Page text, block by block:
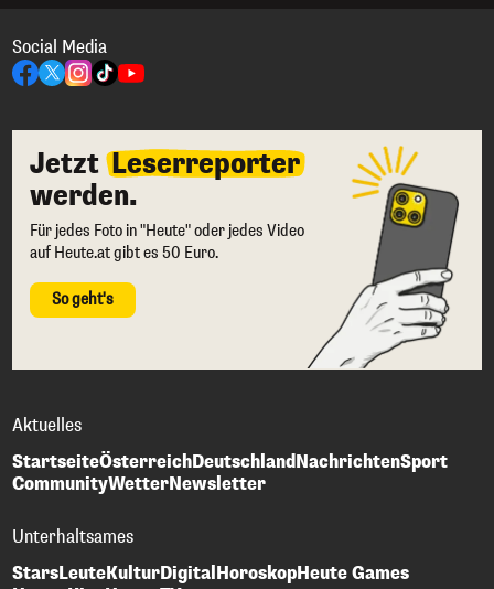
Social Media
Jetzt Leserreporter
werden.
Für jedes Foto in "Heute" oder jedes Video
auf Heute.at gibt es 50 Euro.
So geht's
Aktuelles
StartseiteÖsterreichDeutschlandNachrichtenSport
CommunityWetterNewsletter
Unterhaltsames
StarsLeuteKulturDigitalHoroskopHeute Games